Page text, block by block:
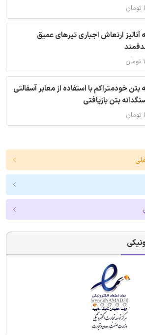
آنالیز ارتعاش اجباری تیرهای عمیق
بتن خودمتراکم با استفاده از معابر آسفالتی
بتن بازیافتی